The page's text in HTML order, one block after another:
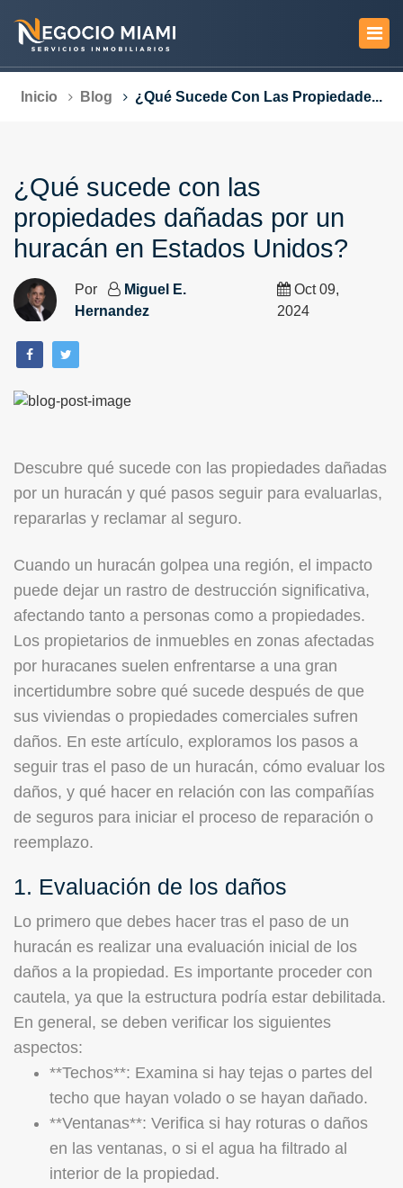
Inicio Blog ¿Qué Sucede Con Las Propiedade...
¿Qué sucede con las
propiedades dañadas por un
huracán en Estados Unidos?
Por
Miguel E.
Hernandez
Oct 09,
2024
Descubre qué sucede con las propiedades dañadas
por un huracán y qué pasos seguir para evaluarlas,
repararlas y reclamar al seguro.
Cuando un huracán golpea una región, el impacto
puede dejar un rastro de destrucción significativa,
afectando tanto a personas como a propiedades.
Los propietarios de inmuebles en zonas afectadas
por huracanes suelen enfrentarse a una gran
incertidumbre sobre qué sucede después de que
sus viviendas o propiedades comerciales sufren
daños. En este artículo, exploramos los pasos a
seguir tras el paso de un huracán, cómo evaluar los
daños, y qué hacer en relación con las compañías
de seguros para iniciar el proceso de reparación o
reemplazo.
1. Evaluación de los daños
Lo primero que debes hacer tras el paso de un
huracán es realizar una evaluación inicial de los
daños a la propiedad. Es importante proceder con
cautela, ya que la estructura podría estar debilitada.
En general, se deben verificar los siguientes
aspectos:
**Techos**: Examina si hay tejas o partes del
techo que hayan volado o se hayan dañado.
**Ventanas**: Verifica si hay roturas o daños
en las ventanas, o si el agua ha filtrado al
interior de la propiedad.